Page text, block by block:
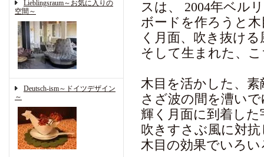
Lieblingsraum～お気に入りの
空間～
Deutsch-ism～ドイツデザイン
～
スは、 2004年ベル
ボードを作ろうと
く月面、吹き抜け
そして生まれた、
木目を活かした、
さざ波の間を漕い
輝く月面に到着した
吹きすさぶ風に対
木目の効果でいろ